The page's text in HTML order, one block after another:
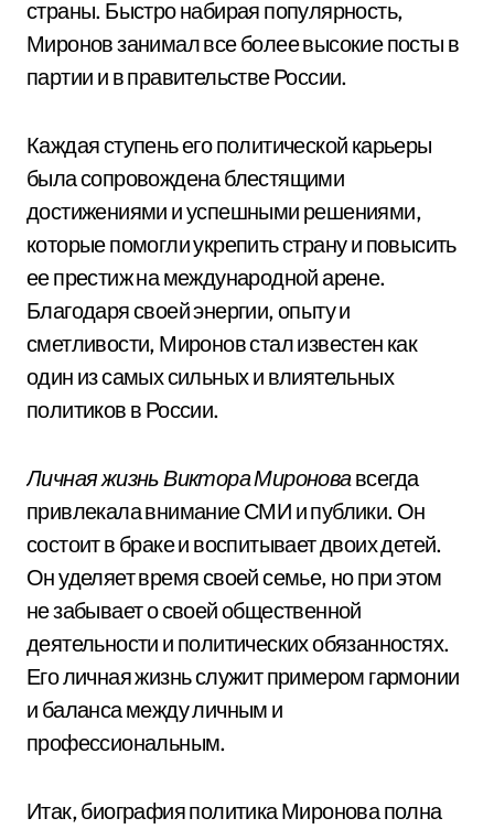
страны. Быстро набирая популярность,
Миронов занимал все более высокие посты в
партии и в правительстве России.
Каждая ступень его политической карьеры
была сопровождена блестящими
достижениями и успешными решениями,
которые помогли укрепить страну и повысить
ее престиж на международной арене.
Благодаря своей энергии, опыту и
сметливости, Миронов стал известен как
один из самых сильных и влиятельных
политиков в России.
Личная жизнь Виктора Мироновавсегда
привлекала внимание СМИ и публики. Он
состоит в браке и воспитывает двоих детей.
Он уделяет время своей семье, но при этом
не забывает о своей общественной
деятельности и политических обязанностях.
Его личная жизнь служит примером гармонии
и баланса между личным и
профессиональным.
Итак, биография политика Миронова полна